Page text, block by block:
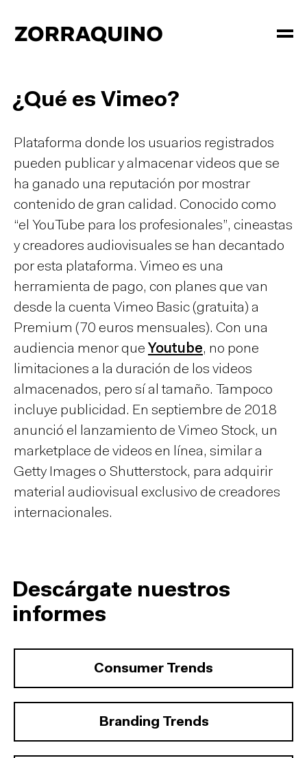
¿Qué es Vimeo?
Plataforma donde los usuarios registrados
pueden publicar y almacenar videos que se
ha ganado una reputación por mostrar
contenido de gran calidad. Conocido como
“el YouTube para los profesionales”, cineastas
y creadores audiovisuales se han decantado
por esta plataforma. Vimeo es una
herramienta de pago, con planes que van
desde la cuenta Vimeo Basic (gratuita) a
Premium (70 euros mensuales). Con una
audiencia menor que Youtube, no pone
limitaciones a la duración de los videos
almacenados, pero sí al tamaño. Tampoco
incluye publicidad. En septiembre de 2018
anunció el lanzamiento de Vimeo Stock, un
marketplace de videos en línea, similar a
Getty Images o Shutterstock, para adquirir
material audiovisual exclusivo de creadores
internacionales.
Descárgate nuestros
informes
Consumer Trends
Branding Trends